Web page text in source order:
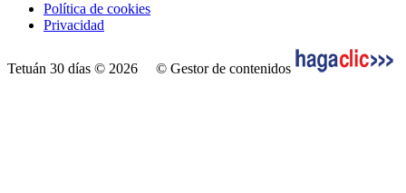
Política de cookies
Privacidad
Tetuán 30 días © 2026 © Gestor de contenidos